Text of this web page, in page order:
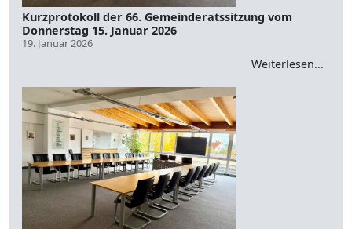
Kurzprotokoll der 66. Gemeinderatssitzung vom
Donnerstag 15. Januar 2026
19. Januar 2026
Weiterlesen...